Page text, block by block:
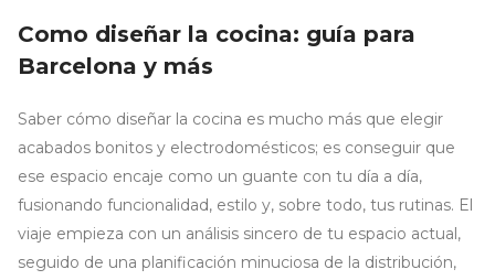
Como diseñar la cocina: guía para
Barcelona y más
Saber cómo diseñar la cocina es mucho más que elegir
acabados bonitos y electrodomésticos; es conseguir que
ese espacio encaje como un guante con tu día a día,
fusionando funcionalidad, estilo y, sobre todo, tus rutinas. El
viaje empieza con un análisis sincero de tu espacio actual,
seguido de una planificación minuciosa de la distribución,